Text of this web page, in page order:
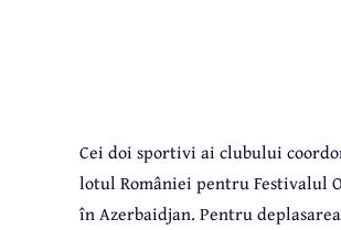
Cei doi sportivi ai clubului
lotul României pentru Festivalul
în Azerbaidjan. Pentru